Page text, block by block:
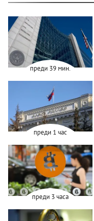
преди 39 мин.
преди 1 час
преди 3 часа